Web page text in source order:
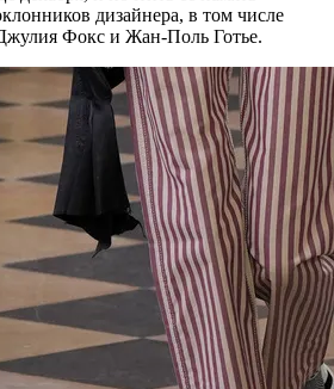
дизайнера, в том числе
Фокс и Жан-Поль Готье.